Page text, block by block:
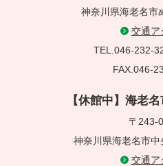
神奈川県海老名市
交通ア
TEL.046-232-
FAX.046-
【休館中】海老
〒243-
神奈川県海老名市
交通ア